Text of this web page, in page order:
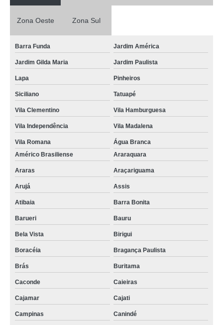
Zona Oeste Zona Sul
Barra Funda Jardim América
Jardim Gilda Maria Jardim Paulista
Lapa Pinheiros
Siciliano Tatuapé
Vila Clementino Vila Hamburguesa
Vila Independência Vila Madalena
Vila Romana
Água Branca
Américo Brasiliense
Araraquara
Araras Araçariguama
Arujá Assis
Atibaia Barra Bonita
Barueri Bauru
Bela Vista Birigui
Boracéia Bragança Paulista
Brás Buritama
Caconde Caieiras
Cajamar Cajati
Campinas Canindé